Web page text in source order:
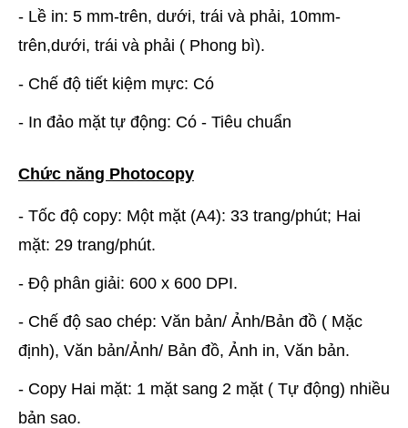
- Lề in: 5 mm-trên, dưới, trái và phải, 10mm-
trên,dưới, trái và phải ( Phong bì).
- Chế độ tiết kiệm mực: Có
- In đảo mặt tự động: Có - Tiêu chuẩn
Chức năng Photocopy
- Tốc độ copy: Một mặt (A4): 33 trang/phút; Hai
mặt: 29 trang/phút.
- Độ phân giải: 600 x 600 DPI.
- Chế độ sao chép: Văn bản/ Ảnh/Bản đồ ( Mặc
định), Văn bản/Ảnh/ Bản đồ, Ảnh in, Văn bản.
- Copy Hai mặt: 1 mặt sang 2 mặt ( Tự động) nhiều
bản sao.